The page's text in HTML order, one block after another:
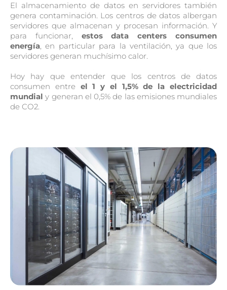
El almacenamiento de datos en servidores también
genera contaminación. Los centros de datos albergan
servidores que almacenan y procesan información. Y
para funcionar, estos data centers consumen
energía, en particular para la ventilación, ya que los
servidores generan muchísimo calor.
Hoy hay que entender que los centros de datos
consumen entre el 1 y el 1,5% de la electricidad
mundial y generan el 0,5% de las emisiones mundiales
de CO2.